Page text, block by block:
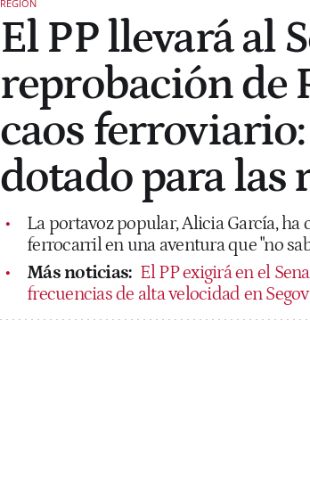
REGIÓN
El PP llevará al
reprobación de
caos ferroviario:
dotado para las
La portavoz popular, Alicia García,
ferrocarril en una aventura que "no
Más noticias: El PP exigirá en el
frecuencias de alta velocidad en